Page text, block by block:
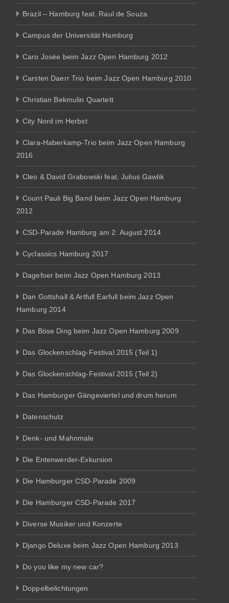
Brazil – Hamburg feat. Raul de Souza
Campus der Universität Hamburg
Caro Josée beim Jazz Open Hamburg 2012
Carsten Daerr Trio beim Jazz Open Hamburg 2010
Christian Bekmulin Quartett
City Nord im Herbst
Clara-Haberkamp-Trio beim Jazz Open Hamburg
2016
Cleo & David Grabowski feat. Julius Gawlik
Count Pauli Big Band beim Jazz Open Hamburg
2012
CSD-Parade Hamburg am 2. August 2014
Cyclassics Hamburg 2017
Dagefoer beim Jazz Open Hamburg 2013
Dan Gottshall & Artfull Earfull beim Jazz Open
Hamburg 2014
Das Böse Ding beim Jazz Open Hamburg 2009
Das Glockenschlag-Festival 2015 (Teil 1)
Das Glockenschlag-Festival 2015 (Teil 2)
Das Hamburger Gängeviertel und drum herum
Datenschutz
Denk- und Mahnmale
Die Entenwerder-Exkursion
Die Hamburger CSD-Parade 2009
Die Hamburger CSD-Parade 2017
Diverse Musiker und Konzerte
Django Deluxe beim Jazz Open Hamburg 2013
Do you like my new car?
Doppelbelichtungen